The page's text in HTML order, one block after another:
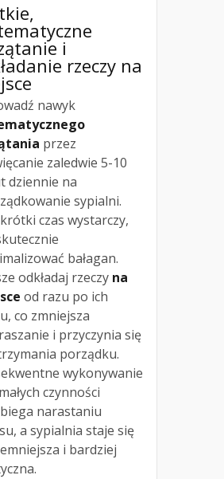
i
rzeczy na
nawyk
przez
zaledwie 5-10
dziennie na
sypialni.
czas wystarczy,
bałagan.
odkładaj rzeczy na
od razu po ich
co zmniejsza
i przyczynia się
porządku.
wykonywanie
czynności
narastaniu
a sypialnia staje się
i bardziej